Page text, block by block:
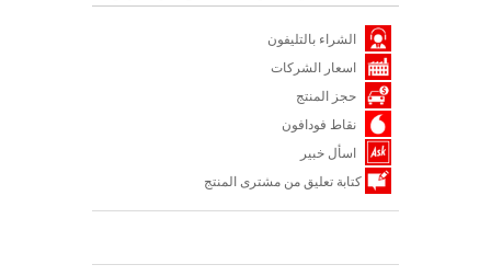
الشراء بالتليفون
اسعار الشركات
حجز المنتج
نقاط فودافون
اسأل خبير
كتابة تعليق من مشترى المنتج